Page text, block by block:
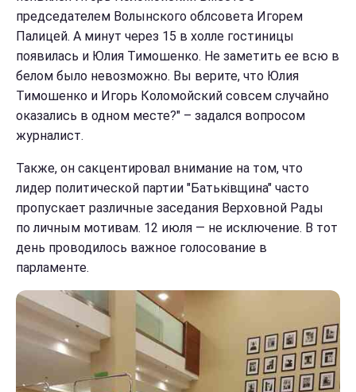
председателем Волынского облсовета Игорем
Палицей. А минут через 15 в холле гостиницы
появилась и Юлия Тимошенко. Не заметить ее всю в
белом было невозможно. Вы верите, что Юлия
Тимошенко и Игорь Коломойский совсем случайно
оказались в одном месте?" – задался вопросом
журналист.
Также, он сакцентировал внимание на том, что
лидер политической партии "Батьківщина" часто
пропускает различные заседания Верховной Рады
по личным мотивам. 12 июля — не исключение. В тот
день проводилось важное голосование в
парламенте.